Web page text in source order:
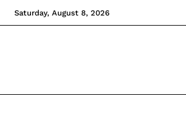
Saturday, August 8, 2026